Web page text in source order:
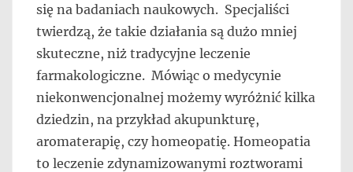
się na badaniach naukowych. Specjaliści
twierdzą, że takie działania są dużo mniej
skuteczne, niż tradycyjne leczenie
farmakologiczne. Mówiąc o medycynie
niekonwencjonalnej możemy wyróżnić kilka
dziedzin, na przykład akupunkturę,
aromaterapię, czy homeopatię. Homeopatia
to leczenie zdynamizowanymi roztworami